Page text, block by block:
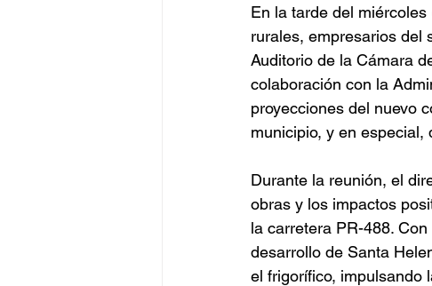
En la tarde del
rurales, empresarios del
Auditorio de la Cámara
colaboración con la
proyecciones del nuevo
municipio, y en
Durante la reunión, el
obras y los impactos
la carretera PR-488.
desarrollo de Santa
el frigorífico, impulsando